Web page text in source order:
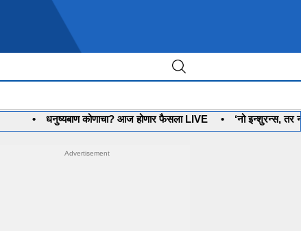
धनुष्यबाण कोणाचा? आज होणार फैसला LIVE • ‘नो इन्शुरन्स, तर नो